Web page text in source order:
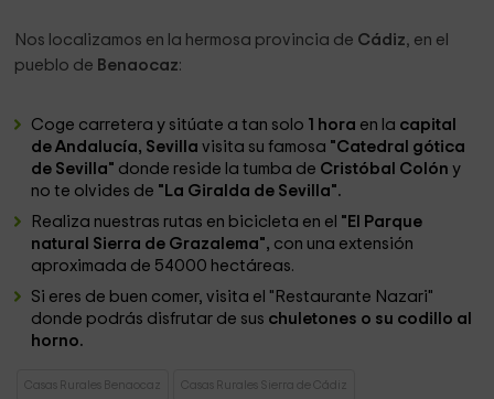
Nos localizamos en la hermosa provincia de Cádiz, en el
pueblo de Benaocaz:
Coge carretera y sitúate a tan solo 1 hora en la capital
deAndalucía, Sevillavisita su famosa "Catedral gótica
de Sevilla" donde reside la tumba de Cristóbal Colón y
no te olvides de "La Giralda de Sevilla".
Realiza nuestras rutas en bicicleta en el "El Parque
natural Sierra de Grazalema", con una extensión
aproximada de 54000 hectáreas.
Si eres de buen comer, visita el "Restaurante Nazari"
donde podrás disfrutar de sus chuletones o su codillo al
horno.
Casas Rurales Benaocaz Casas Rurales Sierra de Cádiz